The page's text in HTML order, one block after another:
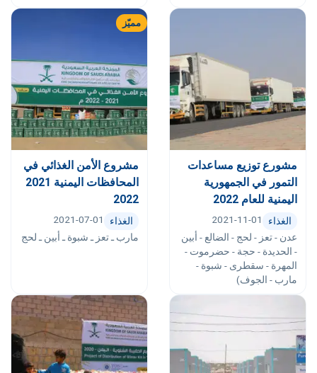
مشورع توزيع مساعدات
التمور في الجمهورية
اليمنية للعام 2022
الغذاء
2021-11-01
عدن - تعز - لحج - الضالع - أبين
- الحديدة - حجة - حضرموت -
المهرة - سقطرى - شبوة -
مارب - الجوف)
مميّز
مشروع الأمن الغذائي في
المحافظات اليمنية 2021
2022
الغذاء
2021-07-01
مارب ـ تعز ـ شبوة ـ أبين ـ لحج